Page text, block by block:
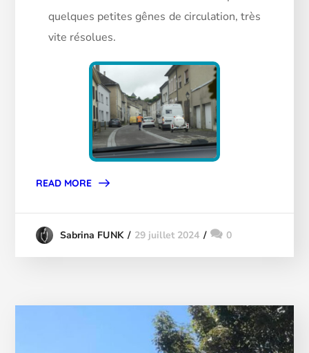
quelques petites gênes de circulation, très
vite résolues.
READ MORE
Sabrina FUNK 29 juillet 2024 0